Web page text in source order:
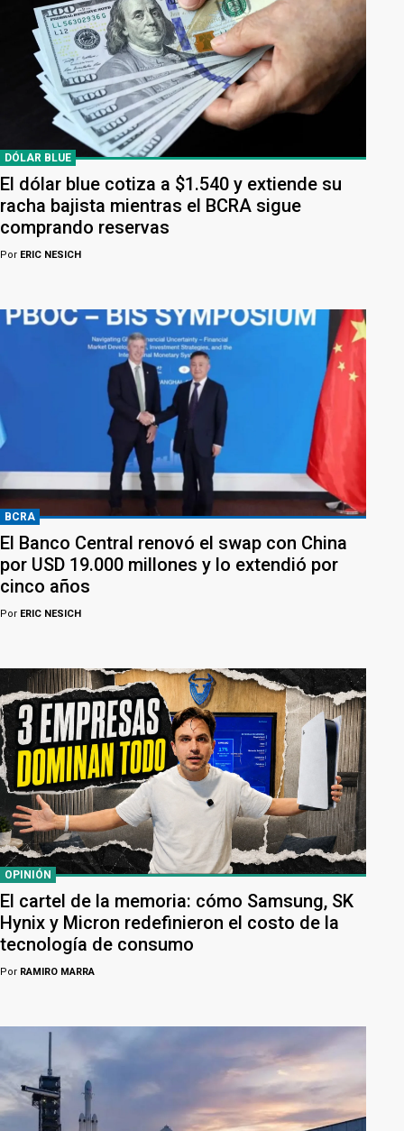
DÓLAR BLUE
El dólar blue cotiza a $1.540 y extiende su
racha bajista mientras el BCRA sigue
comprando reservas
Por ERIC NESICH
BCRA
El Banco Central renovó el swap con China
por USD 19.000 millones y lo extendió por
cinco años
Por ERIC NESICH
OPINIÓN
El cartel de la memoria: cómo Samsung, SK
Hynix y Micron redefinieron el costo de la
tecnología de consumo
Por RAMIRO MARRA